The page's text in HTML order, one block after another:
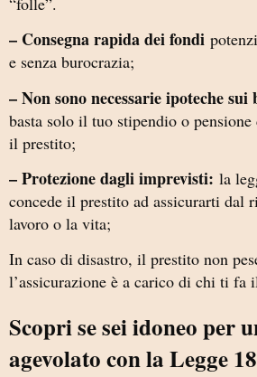
– Consegna rapida dei fondi
e senza burocrazia;
– Non sono necessarie ipoteche sui
basta solo il tuo stipendio o pensione
il prestito;
– Protezione dagli imprevisti: la
concede il prestito ad assicurarti dal
lavoro o la vita;
In caso di disastro, il prestito non
l’assicurazione è a carico di chi ti fa
Scopri se sei idoneo per
agevolato con la Legge